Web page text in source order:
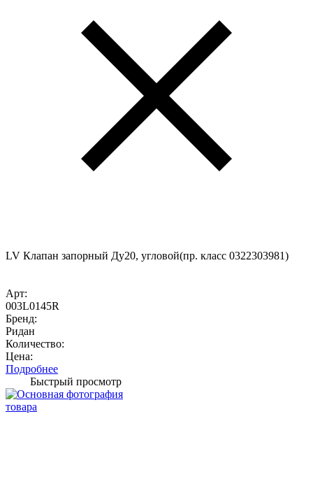
LV Клапан запорный Ду20, угловой(пр. класс 0322303981)
Арт:
003L0145R
Бренд:
Ридан
Количество:
Цена:
Подробнее
Быстрый просмотр